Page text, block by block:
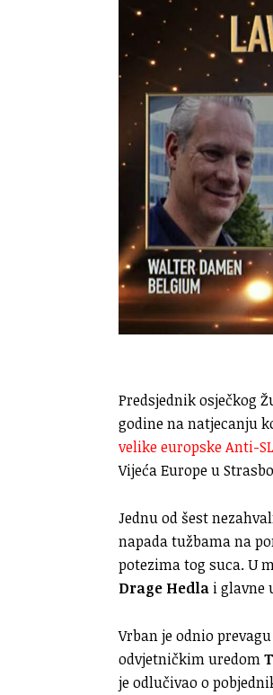
Predsjednik osječkog
godine na natjecanju
velike europske Anti-
Vijeća Europe u
Jednu od šest
napada tužbama na
potezima tog suca. U
Drage Hedla i glavne
Vrban je odnio
odvjetničkim uredom
je odlučivao o